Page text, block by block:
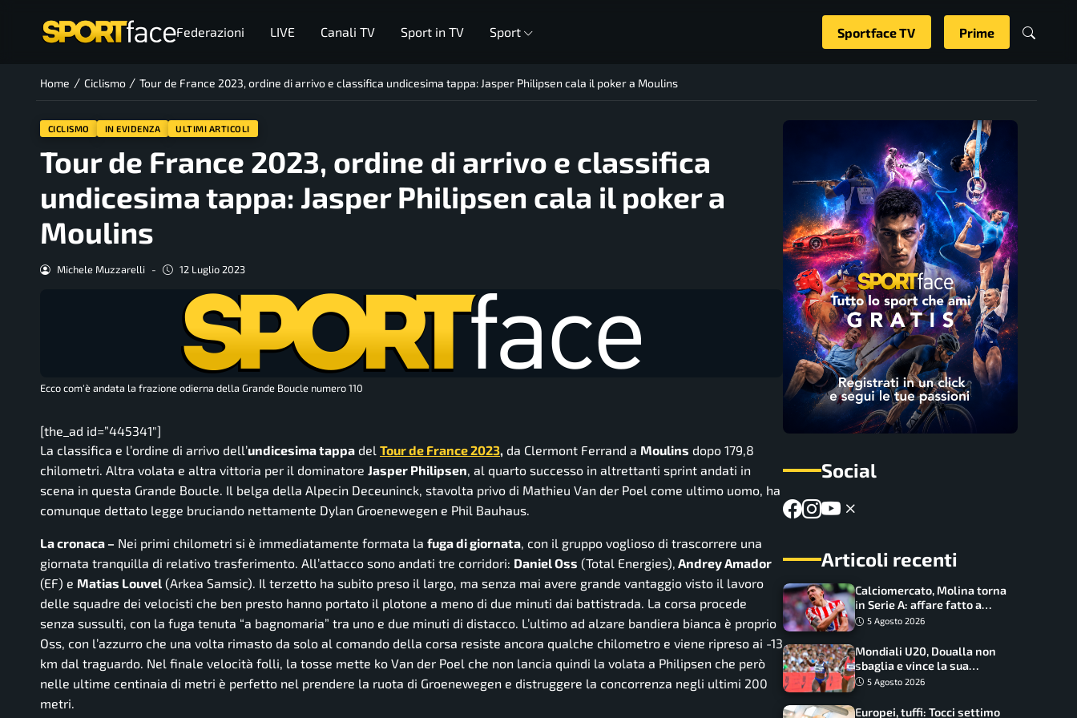
Federazioni LIVE Canali TV Sport in TV Sport Sportface TV Prime
Home / Ciclismo / Tour de France 2023, ordine di arrivo e classifica undicesima tappa: Jasper Philipsen cala il poker a Moulins
CICLISMO IN EVIDENZA ULTIMI ARTICOLI
Tour de France 2023, ordine di arrivo e classifica
undicesima tappa: Jasper Philipsen cala il poker a
Moulins
Michele Muzzarelli - 12 Luglio 2023
Ecco com'è andata la frazione odierna della Grande Boucle numero 110
[the_ad id=”445341″]
La classifica e l’ordine di arrivo dell’undicesima tappa del Tour de France 2023, da Clermont Ferrand a Moulins dopo 179,8
chilometri. Altra volata e altra vittoria per il dominatore Jasper Philipsen, al quarto successo in altrettanti sprint andati in
scena in questa Grande Boucle. Il belga della Alpecin Deceuninck, stavolta privo di Mathieu Van der Poel come ultimo uomo, ha
comunque dettato legge bruciando nettamente Dylan Groenewegen e Phil Bauhaus.
La cronaca – Nei primi chilometri si è immediatamente formata la fuga di giornata, con il gruppo voglioso di trascorrere una
giornata tranquilla di relativo trasferimento. All’attacco sono andati tre corridori: Daniel Oss (Total Energies), Andrey Amador
(EF) e Matias Louvel (Arkea Samsic). Il terzetto ha subito preso il largo, ma senza mai avere grande vantaggio visto il lavoro
delle squadre dei velocisti che ben presto hanno portato il plotone a meno di due minuti dai battistrada. La corsa procede
senza sussulti, con la fuga tenuta “a bagnomaria” tra uno e due minuti di distacco. L’ultimo ad alzare bandiera bianca è proprio
Oss, con l’azzurro che una volta rimasto da solo al comando della corsa resiste ancora qualche chilometro e viene ripreso ai -13
km dal traguardo. Nel finale velocità folli, la tosse mette ko Van der Poel che non lancia quindi la volata a Philipsen che però
nelle ultime centinaia di metri è perfetto nel prendere la ruota di Groenewegen e distruggere la concorrenza negli ultimi 200
metri.
Social
Articoli recenti
Calciomercato, Molina torna
in Serie A: affare fatto a
cifre sorprendenti
5 Agosto 2026
Mondiali U20, Doualla non
sbaglia e vince la sua
batteria sui 100 metri:
5 Agosto 2026
Europei, tuffi: Tocci settimo